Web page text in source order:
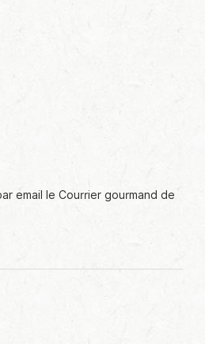
email le Courrier gourmand de